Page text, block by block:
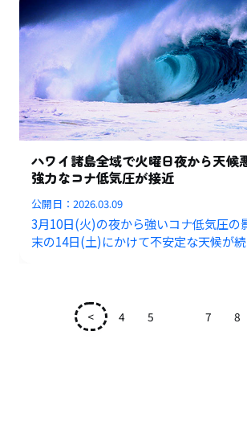
ハワイ諸島全域で火曜日夜から天候
強力なコナ低気圧が接近
公開日：2026.03.09
3月10日(火)の夜から強いコナ低気圧の
末の14日(土)にかけて不安定な天候が続
< 4 5 7 8